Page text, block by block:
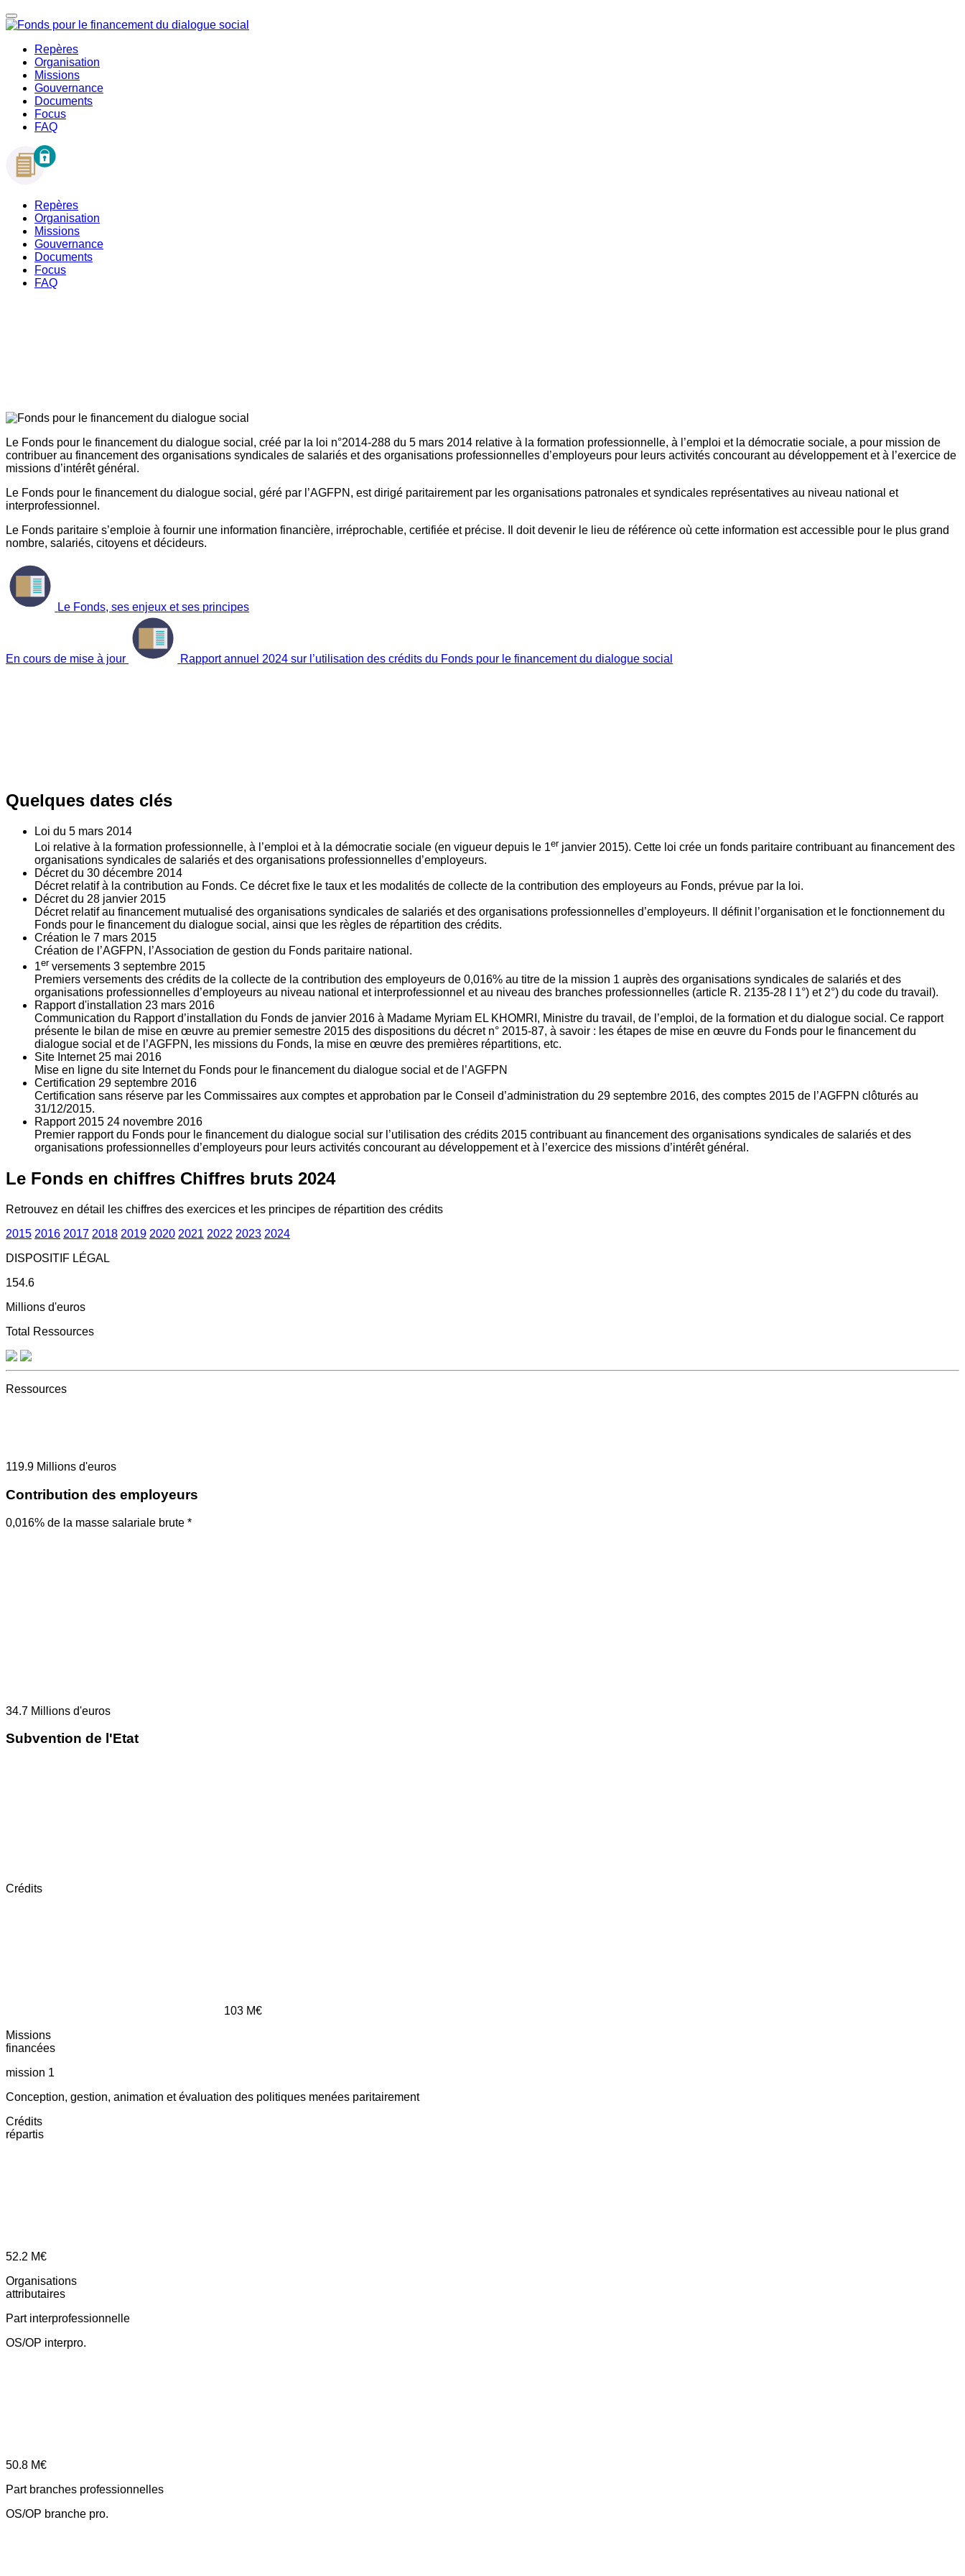
Repères
Organisation
Missions
Gouvernance
Documents
Focus
FAQ
Repères
Organisation
Missions
Gouvernance
Documents
Focus
FAQ
Le Fonds pour le financement du dialogue social, créé par la loi n°2014-288 du 5 mars 2014 relative à la formation professionnelle, à l’emploi et la démocratie sociale, a pour mission de
contribuer au financement des organisations syndicales de salariés et des organisations professionnelles d’employeurs pour leurs activités concourant au développement et à l’exercice de
missions d’intérêt général.
Le Fonds pour le financement du dialogue social, géré par l’AGFPN, est dirigé paritairement par les organisations patronales et syndicales représentatives au niveau national et
interprofessionnel.
Le Fonds paritaire s’emploie à fournir une information financière, irréprochable, certifiée et précise. Il doit devenir le lieu de référence où cette information est accessible pour le plus grand
nombre, salariés, citoyens et décideurs.
Le Fonds, ses enjeux et ses principes
En cours de mise à jour Rapport annuel 2024 sur l’utilisation des crédits du Fonds pour le financement du dialogue social
Quelques dates clés
Loi du 5 mars 2014
Loi relative à la formation professionnelle, à l’emploi et à la démocratie sociale (en vigueur depuis le 1er janvier 2015). Cette loi crée un fonds paritaire contribuant au financement des
organisations syndicales de salariés et des organisations professionnelles d’employeurs.
Décret du 30 décembre 2014
Décret relatif à la contribution au Fonds. Ce décret fixe le taux et les modalités de collecte de la contribution des employeurs au Fonds, prévue par la loi.
Décret du 28 janvier 2015
Décret relatif au financement mutualisé des organisations syndicales de salariés et des organisations professionnelles d’employeurs. Il définit l’organisation et le fonctionnement du
Fonds pour le financement du dialogue social, ainsi que les règles de répartition des crédits.
Création le 7 mars 2015
Création de l’AGFPN, l’Association de gestion du Fonds paritaire national.
1er versements 3 septembre 2015
Premiers versements des crédits de la collecte de la contribution des employeurs de 0,016% au titre de la mission 1 auprès des organisations syndicales de salariés et des
organisations professionnelles d’employeurs au niveau national et interprofessionnel et au niveau des branches professionnelles (article R. 2135‐28 I 1°) et 2°) du code du travail).
Rapport d'installation 23 mars 2016
Communication du Rapport d’installation du Fonds de janvier 2016 à Madame Myriam EL KHOMRI, Ministre du travail, de l’emploi, de la formation et du dialogue social. Ce rapport
présente le bilan de mise en œuvre au premier semestre 2015 des dispositions du décret n° 2015-87, à savoir : les étapes de mise en œuvre du Fonds pour le financement du
dialogue social et de l’AGFPN, les missions du Fonds, la mise en œuvre des premières répartitions, etc.
Site Internet 25 mai 2016
Mise en ligne du site Internet du Fonds pour le financement du dialogue social et de l’AGFPN
Certification 29 septembre 2016
Certification sans réserve par les Commissaires aux comptes et approbation par le Conseil d’administration du 29 septembre 2016, des comptes 2015 de l’AGFPN clôturés au
31/12/2015.
Rapport 2015 24 novembre 2016
Premier rapport du Fonds pour le financement du dialogue social sur l’utilisation des crédits 2015 contribuant au financement des organisations syndicales de salariés et des
organisations professionnelles d’employeurs pour leurs activités concourant au développement et à l’exercice des missions d’intérêt général.
Le Fonds en chiffres Chiffres bruts 2024
Retrouvez en détail les chiffres des exercices et les principes de répartition des crédits
2015 2016 2017 2018 2019 2020 2021 2022 2023 2024
DISPOSITIF LÉGAL
154.6
Millions d'euros
Total Ressources
Ressources
119.9 Millions d'euros
Contribution des employeurs
0,016% de la masse salariale brute *
34.7 Millions d'euros
Subvention de l'Etat
Crédits
103 M€
Missions
financées
mission 1
Conception, gestion, animation et évaluation des politiques menées paritairement
Crédits
répartis
52.2 M€
Organisations
attributaires
Part interprofessionnelle
OS/OP interpro.
50.8 M€
Part branches professionnelles
OS/OP branche pro.